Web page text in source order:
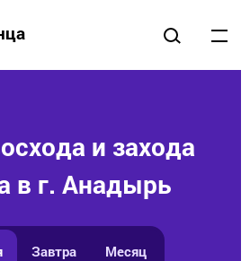
и захода
в г. Анадырь
Завтра Месяц